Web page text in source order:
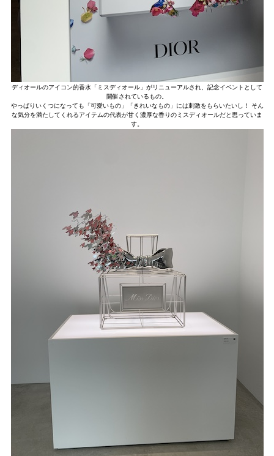
ディオールのアイコン的香水「ミスディオール」がリニューアルされ、記念イベントとして
開催されているもの。
やっぱりいくつになっても「可愛いもの」「きれいなもの」には刺激をもらいたいし！ そん
な気分を満たしてくれるアイテムの代表が甘く濃厚な香りのミスディオールだと思っていま
す。